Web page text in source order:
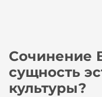
Сочинение
сущность
культуры?